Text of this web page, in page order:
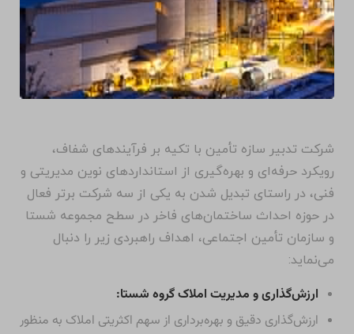
چشم انداز: